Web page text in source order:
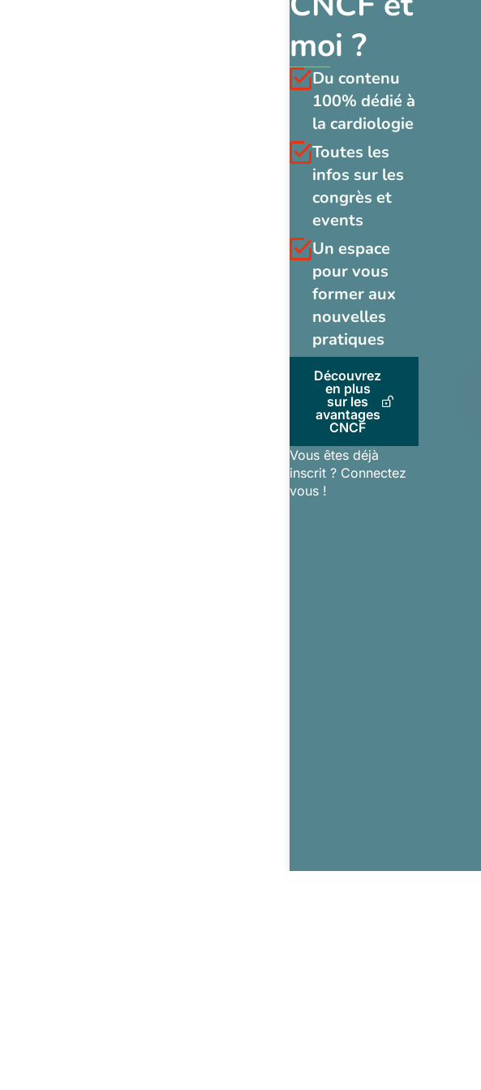
moi ?
Du contenu
100% dédié à
la cardiologie
Toutes les
infos sur les
congrès et
events
Un espace
pour vous
former aux
nouvelles
pratiques
Découvrez
en plus
sur les
avantages
CNCF
Vous êtes déjà
inscrit ? Connectez
vous !